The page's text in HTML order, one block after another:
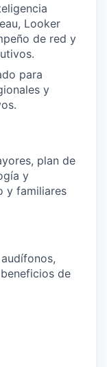
Looker
de red y
para
y
plan de
y
y familiares
de